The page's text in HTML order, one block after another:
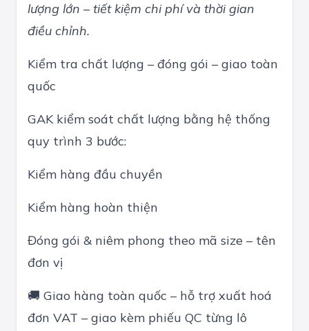
lượng lớn – tiết kiệm chi phí và thời gian
điều chỉnh.
Kiểm tra chất lượng – đóng gói – giao toàn
quốc
GAK kiểm soát chất lượng bằng hệ thống
quy trình 3 bước:
Kiểm hàng đầu chuyền
Kiểm hàng hoàn thiện
Đóng gói & niêm phong theo mã size – tên
đơn vị
🚚 Giao hàng toàn quốc – hỗ trợ xuất hoá
đơn VAT – giao kèm phiếu QC từng lô